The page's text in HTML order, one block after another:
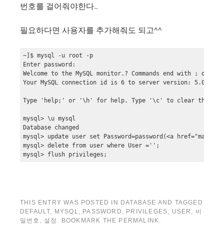
번호를 걸어줘야한다..
필요하다면 사용자를 추가해줘도 되고^^
~]$ mysql -u root -p
Enter password:
Welcome to the MySQL monitor.? Commands end with ; or \g.
Your MySQL connection id is 6 to server version: 5.0.26-
Type 'help;' or '\h' for help. Type '\c' to clear the
mysql> \u mysql
Database changed
mysql> update user set Password=password(<a
mysql> delete from user where User ='';
mysql> flush privileges;
THIS ENTRY WAS POSTED IN DATABASE AND TAGGED
DEFAULT, MYSQL, PASSWORD , PRIVILEGES, USER , 비
밀번호 , 설정 . BOOKMARK THE PERMALINK.